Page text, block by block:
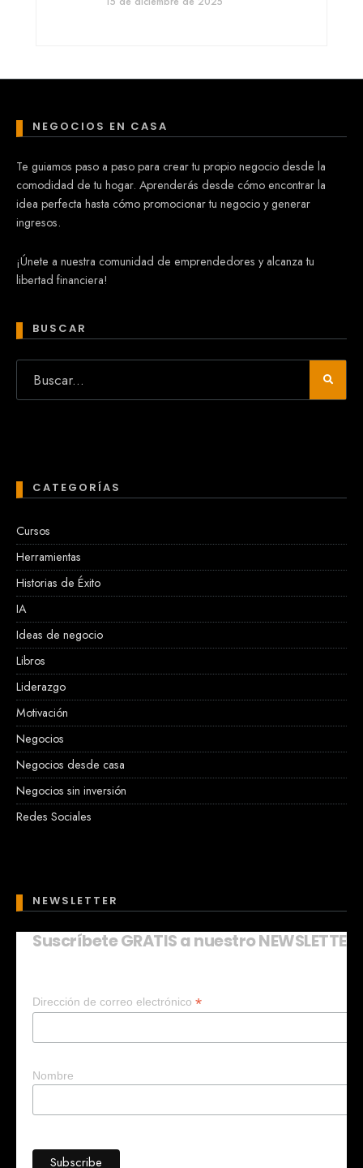
NEGOCIOS EN CASA
Te guiamos paso a paso para crear tu propio negocio desde la
comodidad de tu hogar. Aprenderás desde cómo encontrar la
idea perfecta hasta cómo promocionar tu negocio y generar
ingresos.
¡Únete a nuestra comunidad de emprendedores y alcanza tu
libertad financiera!
BUSCAR
CATEGORÍAS
Cursos
Herramientas
Historias de Éxito
IA
Ideas de negocio
Libros
Liderazgo
Motivación
Negocios
Negocios desde casa
Negocios sin inversión
Redes Sociales
NEWSLETTER
Suscríbete GRATIS a nuestro NEWSLETTER
Dirección de correo electrónico *
Nombre
¿Quieres que te ayude a crear un